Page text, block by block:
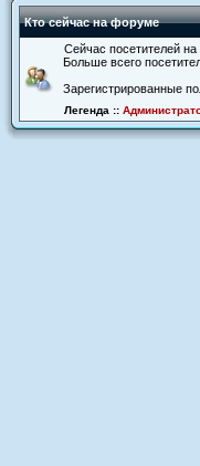
Кто сейчас на форуме
Сейчас посетителей
Больше всего
Зарегистрированные
Легенда ::